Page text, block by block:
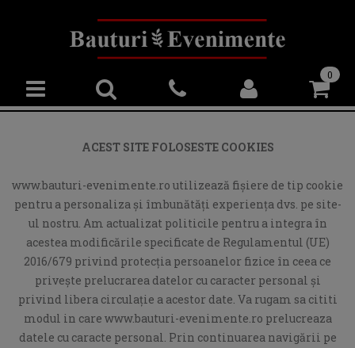
0
ACEST SITE FOLOSESTE COOKIES
www.bauturi-evenimente.ro utilizează fişiere de tip cookie
pentru a personaliza și îmbunătăți experiența dvs. pe site-
ul nostru. Am actualizat politicile pentru a integra în
acestea modificările specificate de Regulamentul (UE)
2016/679 privind protecția persoanelor fizice în ceea ce
privește prelucrarea datelor cu caracter personal și
privind libera circulație a acestor date. Va rugam sa cititi
modul in care www.bauturi-evenimente.ro prelucreaza
datele cu caracte personal. Prin continuarea navigării pe